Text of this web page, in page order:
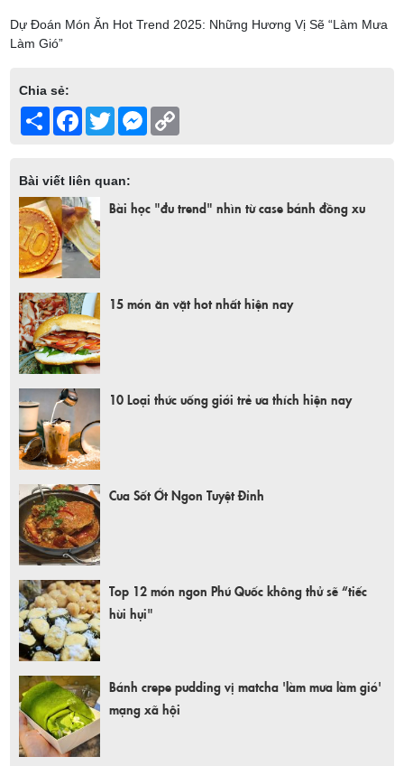
Dự Đoán Món Ăn Hot Trend 2025: Những Hương Vị Sẽ “Làm Mưa
Làm Gió”
Chia sẻ:
Share Facebook
TwitterMessenger
Bài viết liên quan:
Bài học "đu trend" nhìn từ case bánh đồng xu
15 món ăn vặt hot nhất hiện nay
10 Loại thức uống giới trẻ ưa thích hiện nay
Cua Sốt Ớt Ngon Tuyệt Đỉnh
Top 12 món ngon Phú Quốc không thử sẽ “tiếc
hùi hụi"
Bánh crepe pudding vị matcha 'làm mưa làm gió'
mạng xã hội